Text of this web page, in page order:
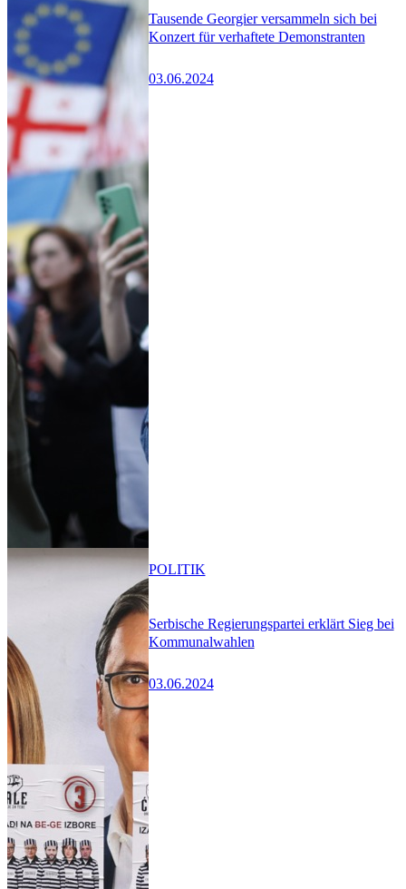
Tausende Georgier versammeln sich bei
Konzert für verhaftete Demonstranten
03.06.2024
Serbische Regierungspartei erklärt Sieg bei
Kommunalwahlen
03.06.2024
POLITIK